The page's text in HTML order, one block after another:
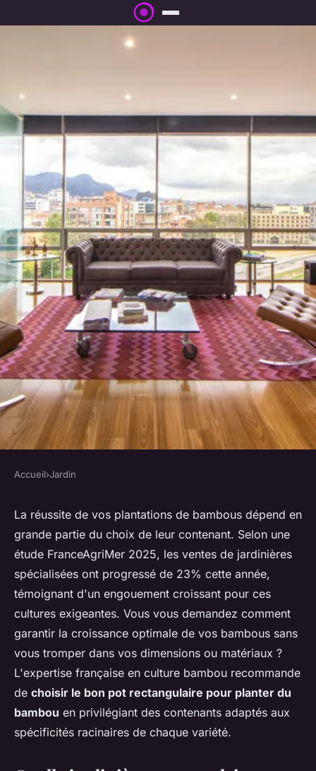
Guide d'achat du pot
rectangulaire idéal pour
bambou
Mathilde•4 novembre 2025•6 min de lecture
Accueil›Jardin
La réussite de vos plantations de bambous dépend en
grande partie du choix de leur contenant. Selon une
étude FranceAgriMer 2025, les ventes de jardinières
spécialisées ont progressé de 23% cette année,
témoignant d'un engouement croissant pour ces
cultures exigeantes. Vous vous demandez comment
garantir la croissance optimale de vos bambous sans
vous tromper dans vos dimensions ou matériaux ?
L'expertise française en culture bambou recommande
de choisir le bon pot rectangulaire pour planter du
bambou en privilégiant des contenants adaptés aux
spécificités racinaires de chaque variété.